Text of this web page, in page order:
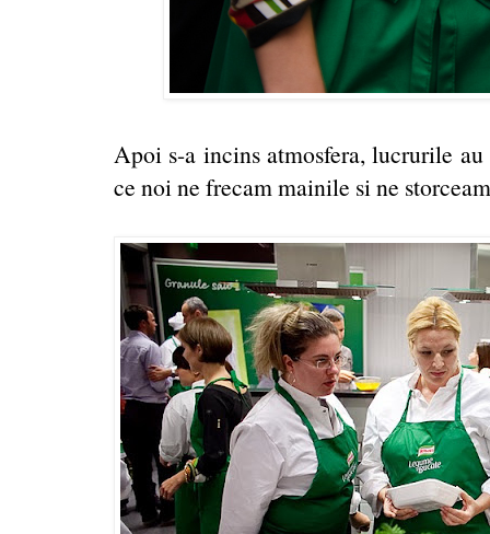
Apoi s-a incins atmosfera, lucrurile
ce noi ne frecam mainile si ne